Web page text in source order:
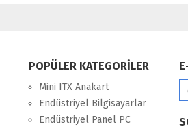
POPÜLER KATEGORİLER
Mini ITX Anakart
Endüstriyel Bilgisayarlar
Endüstriyel Panel PC